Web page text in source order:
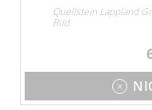
Quellstein Lappland
Bild